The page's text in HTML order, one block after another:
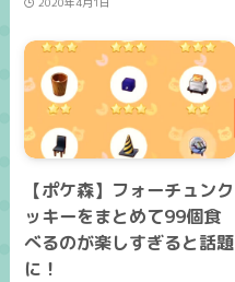
【ポケ森】フォーチュンク
ッキーをまとめて99個食
べるのが楽しすぎると話題
に！